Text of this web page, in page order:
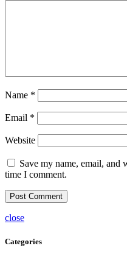
Name *
Email *
Website
Save my name, email, and
time I comment.
close
Categories